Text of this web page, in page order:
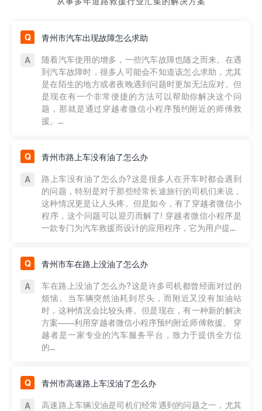
青州市汽车出现故障怎么求助
随着汽车使用的增多，一些汽车故障也随之而来。在遇
到汽车故障时，很多人可能会不知道该怎么求助，尤其
是在陌生的地方或者夜晚遇到问题时更加无法应对。但
是现在有一个非常便捷的方法可以帮助你解决这个问
题，那就是通过穿越者微信小程序预约附近的师傅救
援。...
青州市路上车没有油了怎么办
路上车没有油了怎么办?这是很多人在开车时都会遇到
的问题，特别是对于那些经常长途旅行的司机们来说，
这种情况更是让人头疼。但是如今，有了穿越者微信小
程序，这个问题可以迎刃而解了! 穿越者微信小程序是
一款专门为汽车救援而设计的应用程序，它为用户提...
青州市车在路上没油了怎么办
车在路上没油了怎么办?这是许多司机都曾经面对过的
烦恼。当车辆突然油耗到尽头，而附近又没有加油站
时，这种情况会比较头疼。但是现在，有一种新的解决
方案——利用穿越者微信小程序预约附近师傅救援。 穿
越者是一家专业的汽车服务平台，致力于提供全方位
的...
青州市高速路上车没油了怎么办
高速路上车辆没油是司机们经常遇到的问题之一，尤其